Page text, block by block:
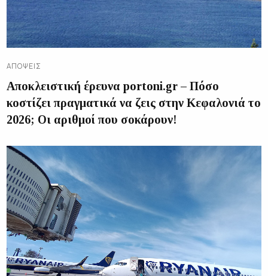
ΑΠΌΨΕΙΣ
Αποκλειστική έρευνα portoni.gr – Πόσο
κοστίζει πραγματικά να ζεις στην Κεφαλονιά το
2026; Οι αριθμοί που σοκάρουν!